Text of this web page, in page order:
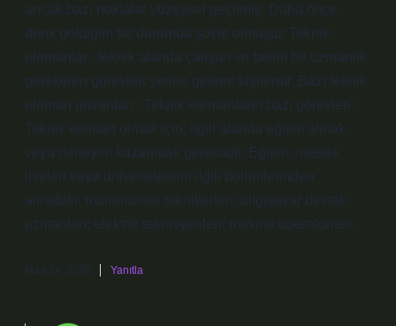
ancak bazı noktalar yüzeysel geçilmiş. Daha önce
denk geldiğim bir durumda şöyle olmuştu: Teknik
elemanlar , teknik alanda çalışan ve belirli bir uzmanlık
gerektiren görevleri yerine getiren kişilerdir. Bazı teknik
eleman unvanları : Teknik elemanların bazı görevleri :
Teknik eleman olmak için, ilgili alanda eğitim almak
veya deneyim kazanmak gereklidir. Eğitim, meslek
liseleri veya üniversitelerin ilgili bölümlerinden
alınabilir. mühendislik teknikerleri; bilgisayar destek
uzmanları; elektrik teknisyenleri; makine operatörleri.
Mart 24, 2026 Yanıtla